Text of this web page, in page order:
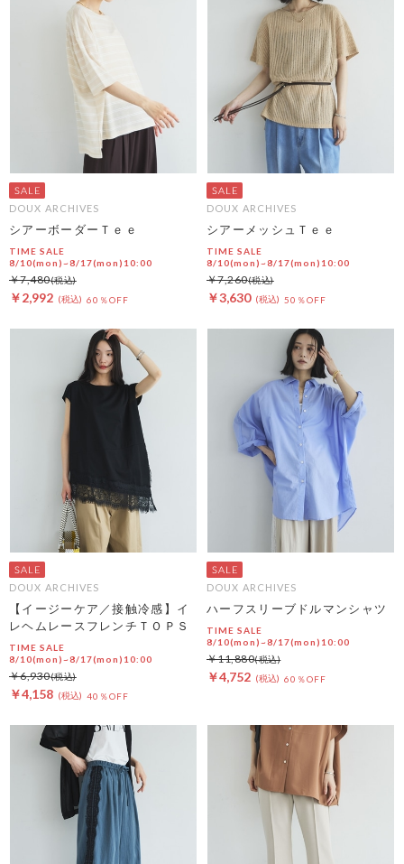
DOUX ARCHIVES
シアーボーダーＴｅｅ
TIME SALE
8/10(mon)~8/17(mon)10:00
￥2,992 60％OFF
￥7,480
DOUX ARCHIVES
シアーメッシュＴｅｅ
TIME SALE
8/10(mon)~8/17(mon)10:00
￥3,630 50％OFF
￥7,260
DOUX ARCHIVES
【イージーケア／接触冷感】イ
レヘムレースフレンチＴＯＰＳ
TIME SALE
8/10(mon)~8/17(mon)10:00
￥4,158 40％OFF
￥6,930
DOUX ARCHIVES
ハーフスリーブドルマンシャツ
TIME SALE
8/10(mon)~8/17(mon)10:00
￥4,752 60％OFF
￥11,880